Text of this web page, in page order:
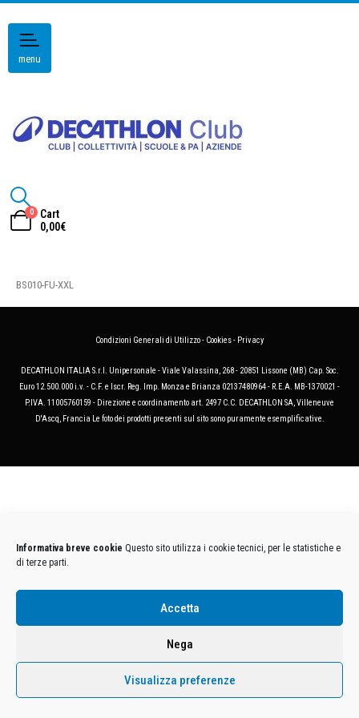
Informativa breve cookie Questo sito utilizza i cookie tecnici, per le statistiche e
di terze parti.
Accetta
Nega
Visualizza preferenze
menu
0
Cart
0,00€
BS010-FU-XXL
Condizioni Generali di Utilizzo- Cookies- Privacy
DECATHLON ITALIA S.r.l. Unipersonale - Viale Valassina, 268 - 20851 Lissone (MB) Cap. Soc.
Euro 12.500.000 i.v. - C.F. e Iscr. Reg. Imp. Monza e Brianza 02137480964 - R.E.A. MB-1370021 -
P.IVA. 11005760159 - Direzione e coordinamento art. 2497 C.C. DECATHLON SA, Villeneuve
D'Ascq, Francia Le foto dei prodotti presenti sul sito sono puramente esemplificative.